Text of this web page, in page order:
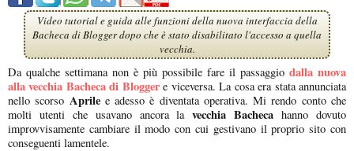
Video tutorial e guida alle funzioni della nuova interfaccia della
Bacheca di Blogger dopo che è stato disabilitato l'accesso a quella
vecchia.
Da qualche settimana non è più possibile fare il passaggio dalla nuova
alla vecchia Bacheca di Bloggere viceversa. La cosa era stata annunciata
nello scorso Aprilee adesso è diventata operativa. Mi rendo conto che
molti utenti che usavano ancora lavecchia Bacheca hanno dovuto
improvvisamente cambiare il modo con cui gestivano il proprio sito con
conseguenti lamentele.